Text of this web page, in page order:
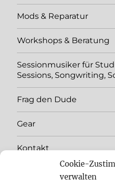
Cookie-
verwalten
Mods & Reparatur
Workshops & Beratung
Sessionmusiker für
Sessions, Songwriting,
Frag den Dude
Gear
Kontakt
DelayDude